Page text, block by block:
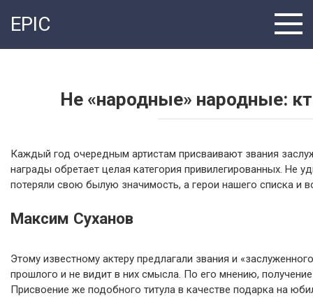
EPIC
Не «народные» народные:
Каждый год очередным артистам присваивают звания
награды обретает целая категория привилегированных. Не
потеряли свою былую значимость, а герои нашего списка и
Максим Суханов
Этому известному актеру предлагали звания и
прошлого и не видит в них смысла. По его мнению,
Присвоение же подобного титула в качестве подарка на